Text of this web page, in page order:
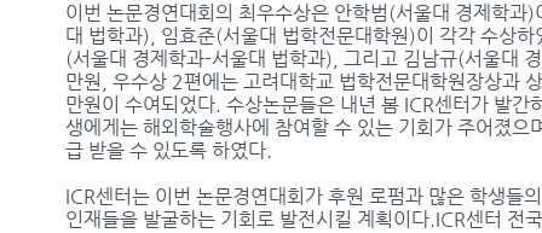
이번 논문경연대회의 최우수상은 안학범(서울대 경제학
대 법학과), 임효준(서울대 법학전문대학원)이 각각 수상
(서울대 경제학과-서울대 법학과), 그리고 김남규(서울대
만원, 우수상 2편에는 고려대학교 법학전문대학원장상과
만원이 수여되었다. 수상논문들은 내년 봄 ICR센터가 발
생에게는 해외학술행사에 참여할 수 있는 기회가 주어졌
급 받을 수 있도록 하였다.
ICR센터는 이번 논문경연대회가 후원 로펌과 많은 학생들
인재들을 발굴하는 기회로 발전시킬 계획이다.ICR센터 전